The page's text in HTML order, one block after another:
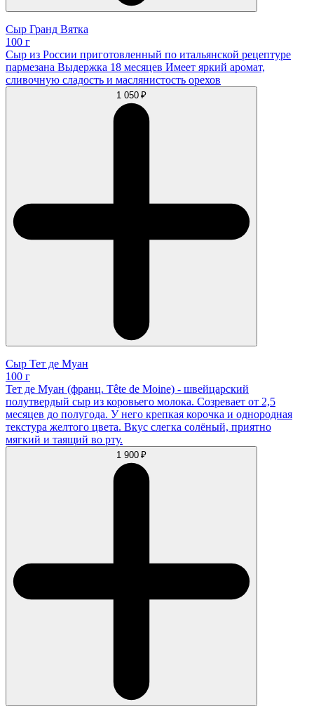
Сыр Гранд Вятка
100 г
Сыр из России приготовленный по итальянской рецептуре
пармезана Выдержка 18 месяцев Имеет яркий аромат,
сливочную сладость и маслянистость орехов
1 050 ₽
Сыр Тет де Муан
100 г
Тет де Муан (франц. Tête de Moine) - швейцарский
полутвердый сыр из коровьего молока. Созревает от 2,5
месяцев до полугода. У него крепкая корочка и однородная
текстура желтого цвета. Вкус слегка солёный, приятно
мягкий и таящий во рту.
1 900 ₽